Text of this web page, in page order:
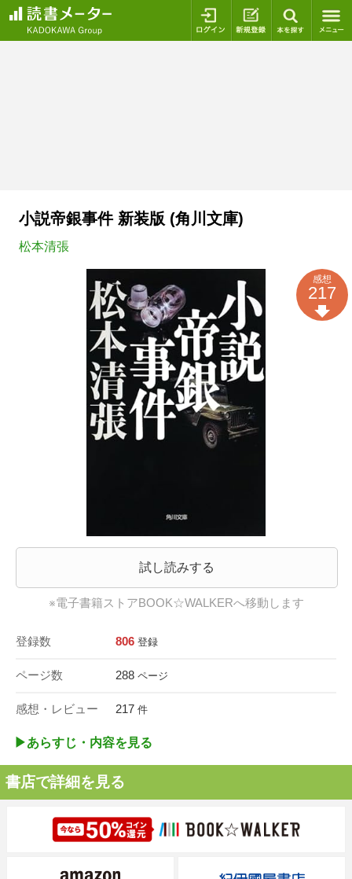
ログイン 新規登録
小説帝銀事件 新装版 (角川文庫)
松本清張
試し読みする
※電子書籍ストアBOOK☆WALKERへ移動します
登録数 806 登録
ページ数 288 ページ
感想・レビュー 217 件
感想
217
▶︎あらすじ・内容を見る
書店で詳細を見る